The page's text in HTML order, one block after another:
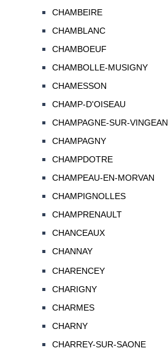
CHAMBEIRE
CHAMBLANC
CHAMBOEUF
CHAMBOLLE-MUSIGNY
CHAMESSON
CHAMP-D'OISEAU
CHAMPAGNE-SUR-
CHAMPAGNY
CHAMPDOTRE
CHAMPEAU-EN-MORVAN
CHAMPIGNOLLES
CHAMPRENAULT
CHANCEAUX
CHANNAY
CHARENCEY
CHARIGNY
CHARMES
CHARNY
CHARREY-SUR-SAONE